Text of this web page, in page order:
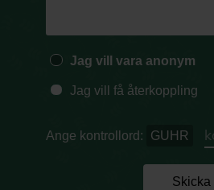
Jag vill vara anonym
Jag vill få återkoppling
Ange kontrollord: GUHR
Skicka